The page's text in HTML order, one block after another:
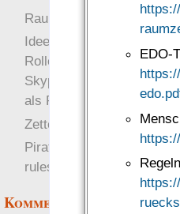
EDO-
RaumZeit
Idee: Online-
Rollenspielsettings (
Skype, Mumble, etc. )
als Podcast
Zettel-RPG als Text
Pirate Party Flyerbook
rules
Kommentare